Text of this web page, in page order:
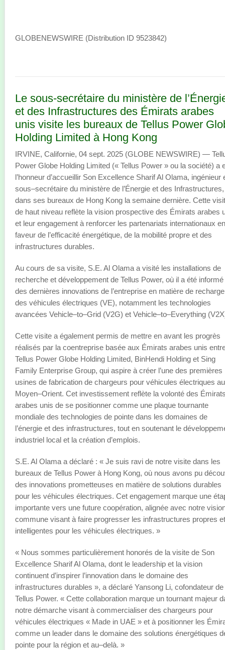
GLOBENEWSWIRE (Distribution ID 9523842)
Le sous-secrétaire du ministère de
et des Infrastructures des Émirats arabes
unis visite les bureaux de Tellus Power
Holding Limited à Hong Kong
IRVINE, Californie, 04 sept. 2025 (GLOBE NEWSWIRE) —
Power Globe Holding Limited (« Tellus Power » ou la société) a
l’honneur d’accueillir Son Excellence Sharif Al Olama, ingénieur
sous–secrétaire du ministère de l’Énergie et des Infrastructures,
dans ses bureaux de Hong Kong la semaine dernière. Cette
de haut niveau reflète la vision prospective des Émirats arabes
et leur engagement à renforcer les partenariats internationaux en
faveur de l’efficacité énergétique, de la mobilité propre et des
infrastructures durables.
Au cours de sa visite, S.E. Al Olama a visité les installations de
recherche et développement de Tellus Power, où il a été informé
des dernières innovations de l’entreprise en matière de recharge
des véhicules électriques (VE), notamment les technologies
avancées Vehicle–to–Grid (V2G) et Vehicle–to–Everything
Cette visite a également permis de mettre en avant les progrès
réalisés par la coentreprise basée aux Émirats arabes unis
Tellus Power Globe Holding Limited, BinHendi Holding et Sing
Family Enterprise Group, qui aspire à créer l’une des premières
usines de fabrication de chargeurs pour véhicules électriques au
Moyen–Orient. Cet investissement reflète la volonté des
arabes unis de se positionner comme une plaque tournante
mondiale des technologies de pointe dans les domaines de
l’énergie et des infrastructures, tout en soutenant le
industriel local et la création d’emplois.
S.E. Al Olama a déclaré : « Je suis ravi de notre visite dans les
bureaux de Tellus Power à Hong Kong, où nous avons pu
des innovations prometteuses en matière de solutions durables
pour les véhicules électriques. Cet engagement marque une
importante vers une future coopération, alignée avec notre
commune visant à faire progresser les infrastructures propres et
intelligentes pour les véhicules électriques. »
« Nous sommes particulièrement honorés de la visite de Son
Excellence Sharif Al Olama, dont le leadership et la vision
continuent d’inspirer l’innovation dans le domaine des
infrastructures durables », a déclaré Yansong Li, cofondateur de
Tellus Power. « Cette collaboration marque un tournant majeur
notre démarche visant à commercialiser des chargeurs pour
véhicules électriques « Made in UAE » et à positionner les
comme un leader dans le domaine des solutions énergétiques
pointe pour la région et au–delà. »